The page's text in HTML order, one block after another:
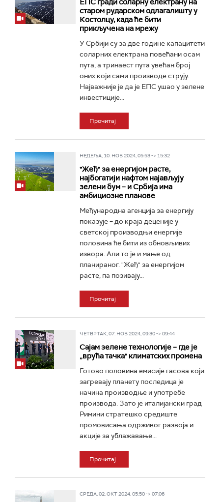
ЕПС гради соларну електрану на
старом рударском одлагалишту у
Костолцу, када ће бити
прикључена на мрежу
У Србији су за две године капацитети
соларних електрана повећани осам
пута, а тринаест пута увећан број
оних који сами производе струју.
Најважније је да је ЕПС ушао у зелене
инвестиције...
Прочитај
НЕДЕЉА, 10. НОВ 2024, 05:53 -> 15:32
"Жеђ" за енергијом расте,
најбогатији нафтом најављују
зелени бум – и Србија има
амбициозне планове
Међународна агенција за енергију
показује – до краја деценије у
светској производњи енергије
половина ће бити из обновљивих
извора. Али то је и мање од
планираног. "Жеђ" за енергијом
расте, па позивају...
Прочитај
ЧЕТВРТАК, 07. НОВ 2024, 09:30 -> 09:44
Сајам зелене технологије – где је
„врућа тачка" климатских промена
Готово половина емисије гасова који
загревају планету последица је
начина производње и употребе
производа. Зато је италијански град
Римини стратешко средиште
промовисања одрживог развоја и
акције за ублажавање...
Прочитај
СРЕДА, 02. ОКТ 2024, 05:50 -> 07:06